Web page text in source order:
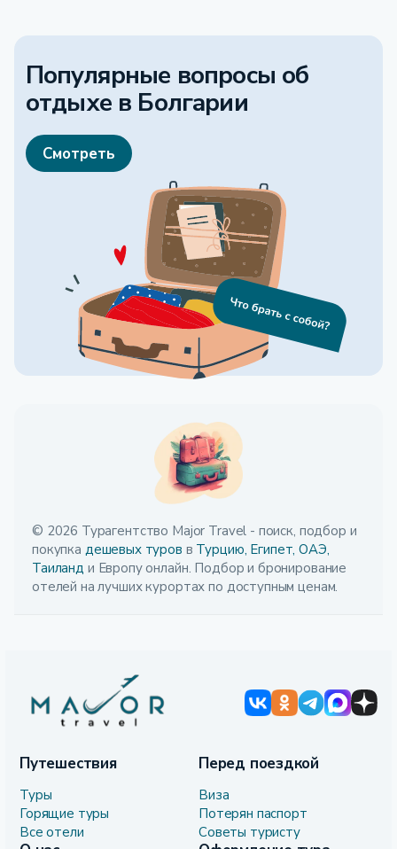
Популярные вопросы об
отдыхе в Болгарии
Смотреть
© 2026 Турагентство Major Travel - поиск, подбор и
покупка дешевых туров в Турцию, Египет, ОАЭ,
Таиланд и Европу онлайн. Подбор и бронирование
отелей на лучших курортах по доступным ценам.
Путешествия
Туры
Горящие туры
Все отели
Перед поездкой
Виза
Потерян паспорт
Советы туристу